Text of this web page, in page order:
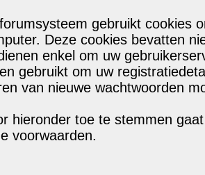
gebruikt cookies
Deze cookies bevatten
enkel om uw
gebruikt om uw
van nieuwe wachtwoorden
hieronder toe te stemmen
voorwaarden.